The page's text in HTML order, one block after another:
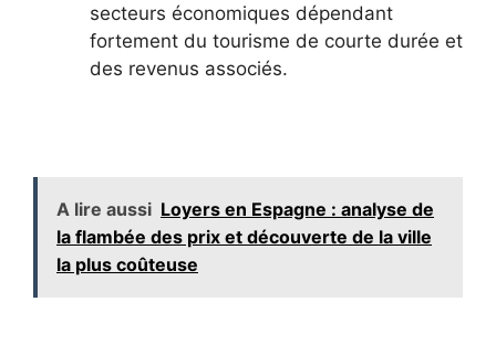
secteurs économiques dépendant
fortement du tourisme de courte durée et
des revenus associés.
A lire aussi Loyers en Espagne : analyse de
la flambée des prix et découverte de la ville
la plus coûteuse